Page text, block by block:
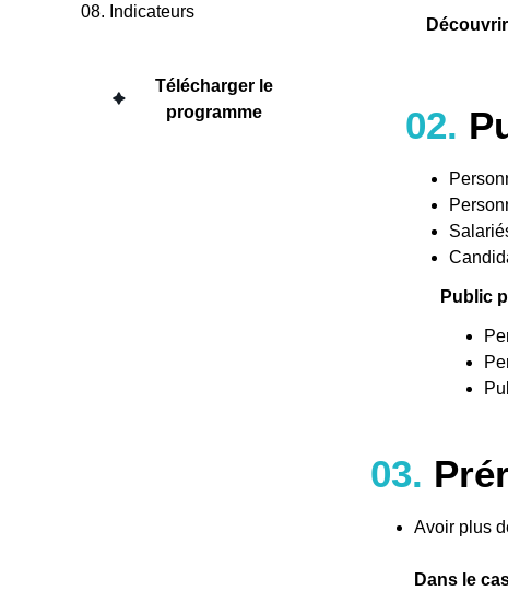
08. Indicateurs
Télécharger le
programme
02.
Public
03.
Avoir plus
Dans le